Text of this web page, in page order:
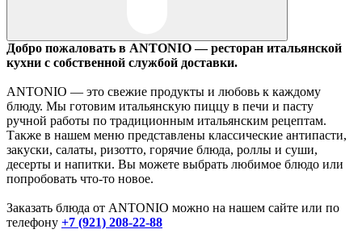
Добро пожаловать в ANTONIO — ресторан итальянской
кухни с собственной службой доставки.
ANTONIO — это свежие продукты и любовь к каждому
блюду. Мы готовим итальянскую пиццу в печи и пасту
ручной работы по традиционным итальянским рецептам.
Также в нашем меню представлены классические антипасти,
закуски, салаты, ризотто, горячие блюда, роллы и суши,
десерты и напитки. Вы можете выбрать любимое блюдо или
попробовать что-то новое.
Заказать блюда от ANTONIO можно на нашем сайте или по
телефону +7 (921) 208-22-88